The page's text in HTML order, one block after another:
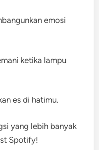
emosi
ketika lampu
es di hatimu.
yang lebih banyak
Spotify!